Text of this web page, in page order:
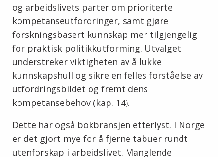
og arbeidslivets parter om prioriterte
kompetanseutfordringer, samt gjøre
forskningsbasert kunnskap mer tilgjengelig
for praktisk politikkutforming. Utvalget
understreker viktigheten av å lukke
kunnskapshull og sikre en felles forståelse av
utfordringsbildet og fremtidens
kompetansebehov (kap. 14).
Dette har også bokbransjen etterlyst. I Norge
er det gjort mye for å fjerne tabuer rundt
utenforskap i arbeidslivet. Manglende